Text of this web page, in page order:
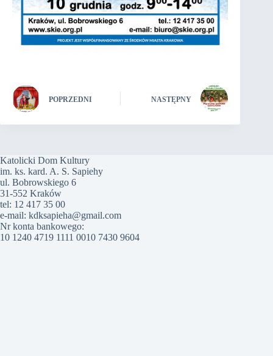
POPRZEDNI NASTĘPNY
Katolicki Dom Kultury
im. ks. kard. A. S. Sapiehy
ul. Bobrowskiego 6
31-552 Kraków
tel: 12 417 35 00
e-mail: kdksapieha@gmail.com
Nr konta bankowego:
10 1240 4719 1111 0010 7430 9604